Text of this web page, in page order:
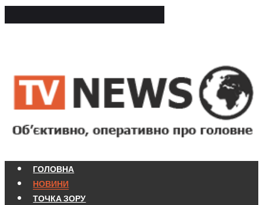
ГОЛОВНА
НОВИНИ
ТОЧКА ЗОРУ